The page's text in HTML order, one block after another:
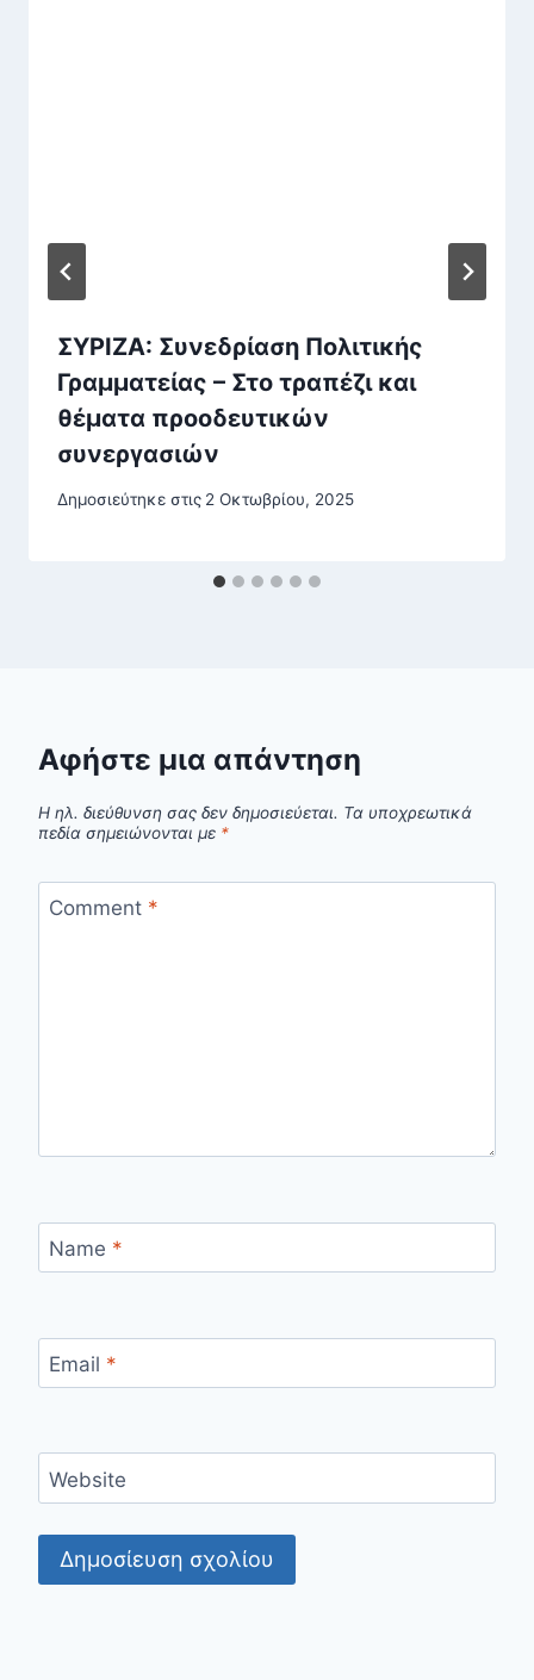
ΣΥΡΙΖΑ: Συνεδρίαση Πολιτικής
Γραμματείας – Στο τραπέζι και
θέματα προοδευτικών
συνεργασιών
Δημοσιεύτηκε στις 2 Οκτωβρίου, 2025
Αφήστε μια απάντηση
Η ηλ. διεύθυνση σας δεν δημοσιεύεται. Τα υποχρεωτικά
πεδία σημειώνονται με *
Comment *
Name *
Email *
Website